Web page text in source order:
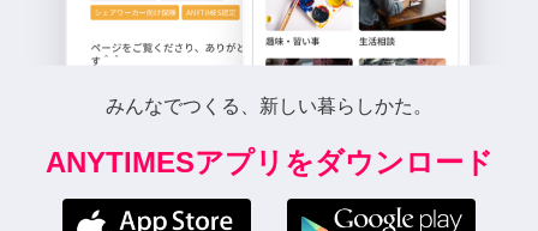
みんなでつくる、新しい暮らしかた。
ANYTIMESアプリをダウンロード